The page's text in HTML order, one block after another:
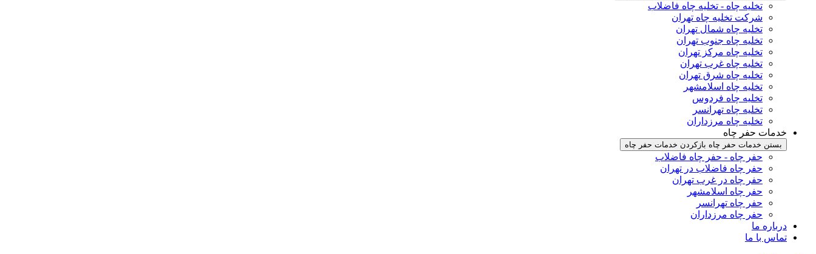
تخلیه چاه - تخلیه چاه فاضلاب
شرکت تخلیه چاه تهران
تخلیه چاه شمال تهران
تخلیه چاه جنوب تهران
تخلیه چاه مرکز تهران
تخلیه چاه غرب تهران
تخلیه چاه شرق تهران
تخلیه چاه اسلامشهر
تخلیه چاه فردوس
تخلیه چاه تهرانسر
تخلیه چاه مرزداران
خدمات حفر چاه
بستن خدمات حفر چاه بازکردن خدمات حفر چاه
حفر چاه - حفر چاه فاضلاب
حفر چاه فاضلاب در تهران
حفر چاه در غرب تهران
حفر چاه اسلامشهر
حفر چاه تهرانسر
حفر چاه مرزداران
درباره ما
تماس با ما